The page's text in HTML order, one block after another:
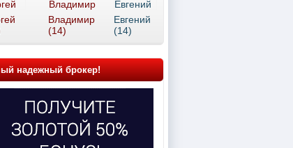
Владимир
(14)
Евгений
(14)
надежный брокер!